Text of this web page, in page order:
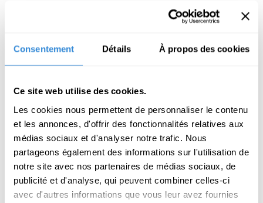
Consentement Détails À propos des cookies
Ce site web utilise des cookies.
Les cookies nous permettent de personnaliser le contenu
et les annonces, d'offrir des fonctionnalités relatives aux
médias sociaux et d'analyser notre trafic. Nous
partageons également des informations sur l'utilisation de
notre site avec nos partenaires de médias sociaux, de
publicité et d'analyse, qui peuvent combiner celles-ci
avec d'autres informations que vous leur avez fournies
Dans un recoin magnifique des Cévennes, nous
vous invitons à vivre une parenthèse enchantée
Yoga et voyageur passionné. En mettant au
centre du quotidien des pratiques de Hatha
montagnes, Sébastien Devin vous emmènera
dans un séjour où le corps entre en harmonie
[…]